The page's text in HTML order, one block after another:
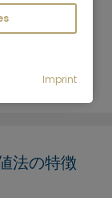
ません。事前
リオも防ぐこ
ディーに売却
法の特徴
Imprint